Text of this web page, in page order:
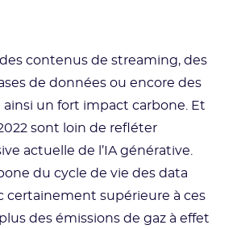
des contenus de streaming, des
de données ou encore des
un fort impact carbone. Et
sont loin de refléter
actuelle de l’IA générative.
du cycle de vie des data
certainement supérieure à ces
des émissions de gaz à effet